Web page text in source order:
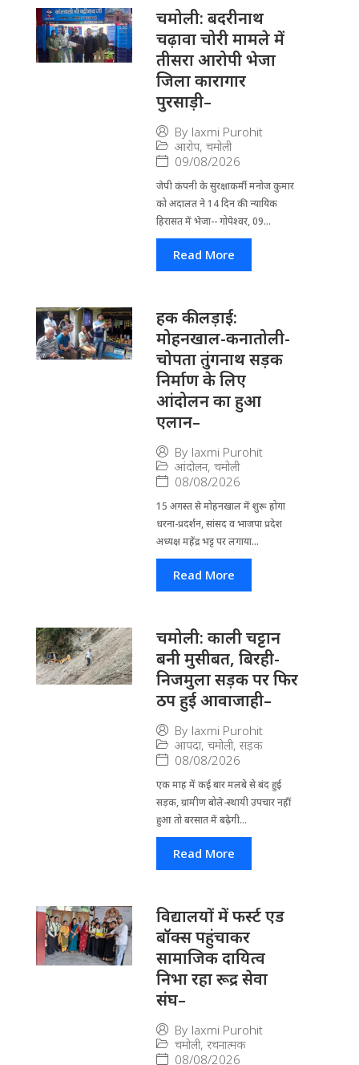
चमोली: बदरीनाथ
चढ़ावा चोरी मामले में
तीसरा आरोपी भेजा
जिला कारागार
पुरसाड़ी–
By laxmi Purohit
आरोप, चमोली
09/08/2026
जेपी कंपनी के सुरक्षाकर्मी मनोज कुमार
को अदालत ने 14 दिन की न्यायिक
हिरासत में भेजा-- गोपेश्वर, 09...
Read More
हक की लड़ाई:
मोहनखाल-कनातोली-
चोपता तुंगनाथ सड़क
निर्माण के लिए
आंदोलन का हुआ
एलान–
By laxmi Purohit
आंदोलन, चमोली
08/08/2026
15 अगस्त से मोहनखाल में शुरू होगा
धरना-प्रदर्शन, सांसद व भाजपा प्रदेश
अध्यक्ष महेंद्र भट्ट पर लगाया...
Read More
चमोली: काली चट्टान
बनी मुसीबत, बिरही-
निजमुला सड़क पर फिर
ठप हुई आवाजाही–
By laxmi Purohit
आपदा, चमोली, सड़क
08/08/2026
एक माह में कई बार मलबे से बंद हुई
सड़क, ग्रामीण बोले-स्थायी उपचार नहीं
हुआ तो बरसात में बढ़ेगी...
Read More
विद्यालयों में फर्स्ट एड
बॉक्स पहुंचाकर
सामाजिक दायित्व
निभा रहा रूद्र सेवा
संघ–
By laxmi Purohit
चमोली, रचनात्मक
08/08/2026